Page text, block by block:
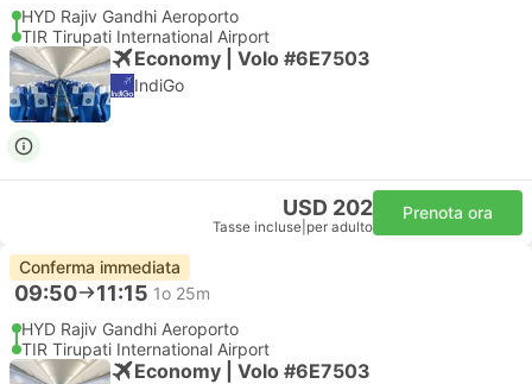
HYD Rajiv Gandhi Aeroporto
TIR Tirupati International Airport
Economy | Volo #6E7503
IndiGo
USD 202
Tasse incluse per adulto
Prenota ora
Conferma immediata
09:50 11:15 1o 25m
HYD Rajiv Gandhi Aeroporto
TIR Tirupati International Airport
Economy | Volo #6E7503